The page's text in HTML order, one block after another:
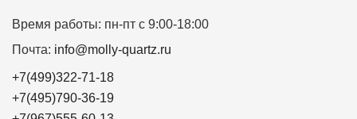
Время работы: пн-пт с 9:00-18:00
Почта: info@molly-quartz.ru
+7(499)322-71-18
+7(495)790-36-19